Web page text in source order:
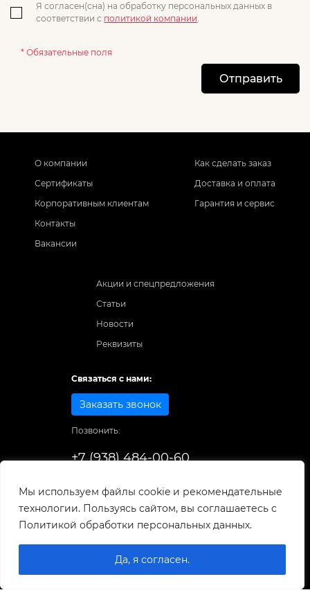
Мы используем файлы cookie и рекомендательные
технологии. Пользуясь сайтом, вы соглашаетесь с
Политикой обработки персональных данных.
Да, я согласен.
Я согласен(сна) на обработку персональных данных в
соответствии с политикой компании.
* Обязательные поля
Отправить
О компании
Сертификаты
Корпоративным клиентам
Контакты
Вакансии
Как сделать заказ
Доставка и оплата
Гарантия и сервис
Акции и спецпредложения
Статьи
Новости
Реквизиты
Связаться с нами:
Заказать звонок
Позвонить:
+7 (938) 484-00-60
© 1998-2026
0